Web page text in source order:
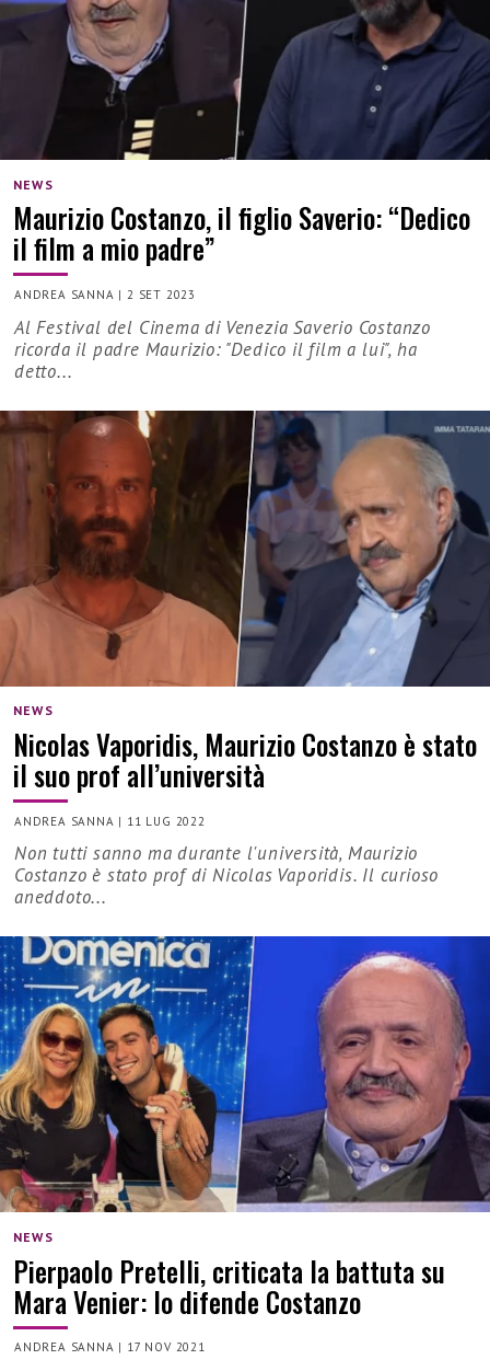
NEWS
Maurizio Costanzo, il figlio Saverio: “Dedico
il film a mio padre”
ANDREA SANNA |2 SET 2023
Al Festival del Cinema di Venezia Saverio Costanzo
ricorda il padre Maurizio: "Dedico il film a lui", ha
detto...
NEWS
Nicolas Vaporidis, Maurizio Costanzo è stato
il suo prof all’università
ANDREA SANNA | 11 LUG 2022
Non tutti sanno ma durante l'università, Maurizio
Costanzo è stato prof di Nicolas Vaporidis. Il curioso
aneddoto...
NEWS
Pierpaolo Pretelli, criticata la battuta su
Mara Venier: lo difende Costanzo
ANDREA SANNA | 17 NOV 2021